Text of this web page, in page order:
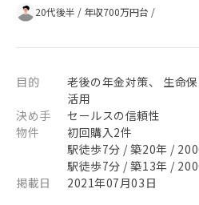
20代後半 / 年収700万円台 /
目的
老後の年金対策、 生命
活用
決め手
セールスの信頼性
物件
初回購入2件
駅徒歩7分 / 築20年 /
駅徒歩7分 / 築13年 /
掲載日
2021年07月03日